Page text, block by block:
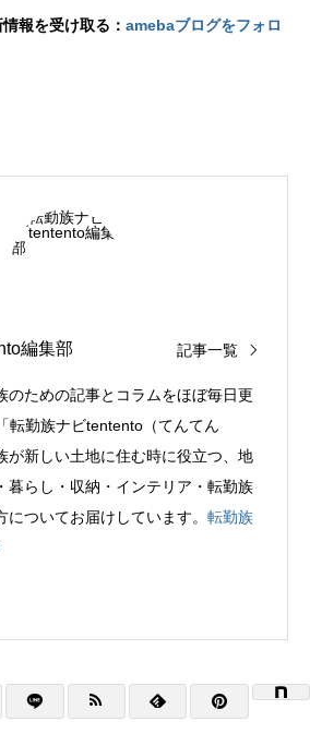
報を受け取る： amebaブログをフォロ
編集部 記事一覧
のための記事とコラムをほぼ毎日更
転勤族ナビtentento（てんてん
が新しい土地に住む時に役立つ、地
暮らし・収納・インテリア・転勤族
ついてお届けしています。 転勤族